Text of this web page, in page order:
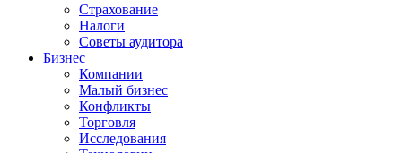
Страхование
Налоги
Советы аудитора
Бизнес
Компании
Малый бизнес
Конфликты
Торговля
Исследования